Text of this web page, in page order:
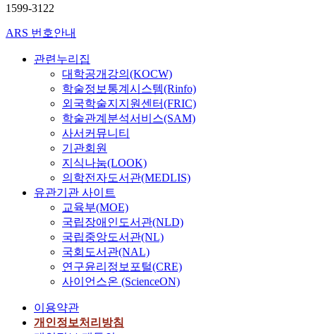
1599-3122
ARS 번호안내
관련누리집
대학공개강의(KOCW)
학술정보통계시스템(Rinfo)
외국학술지지원센터(FRIC)
학술관계분석서비스(SAM)
사서커뮤니티
기관회원
지식나눔(LOOK)
의학전자도서관(MEDLIS)
유관기관 사이트
교육부(MOE)
국립장애인도서관(NLD)
국립중앙도서관(NL)
국회도서관(NAL)
연구윤리정보포털(CRE)
사이언스온 (ScienceON)
이용약관
개인정보처리방침